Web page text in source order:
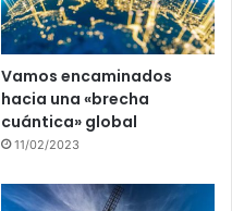
Vamos encaminados
hacia una «brecha
cuántica» global
11/02/2023